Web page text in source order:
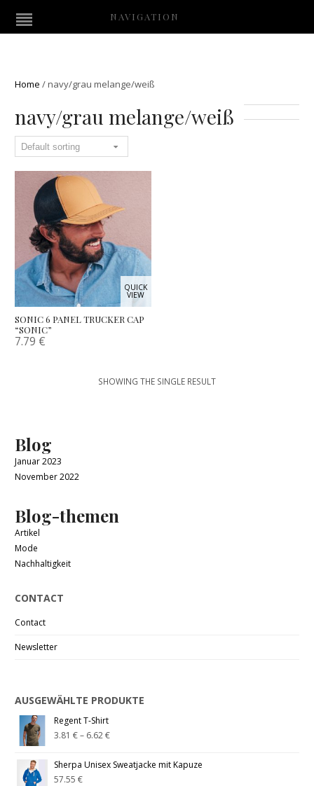
NAVIGATION
Home /navy/grau melange/weiß
navy/grau melange/weiß
QUICK
VIEW
SONIC 6 PANEL TRUCKER CAP
“SONIC”
7.79 €
SHOWING THE SINGLE RESULT
Blog
Januar 2023
November 2022
Blog-themen
Artikel
Mode
Nachhaltigkeit
CONTACT
Contact
Newsletter
AUSGEWÄHLTE PRODUKTE
Regent T-Shirt
3.81€– 6.62€
Sherpa Unisex Sweatjacke mit Kapuze
57.55€